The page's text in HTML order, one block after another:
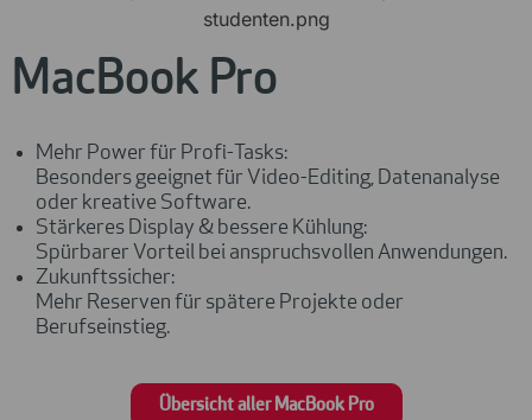
MacBook Pro
Mehr Power für Profi-Tasks:
Besonders geeignet für Video-Editing, Datenanalyse
oder kreative Software.
Stärkeres Display & bessere Kühlung:
Spürbarer Vorteil bei anspruchsvollen Anwendungen.
Zukunftssicher:
Mehr Reserven für spätere Projekte oder
Berufseinstieg.
Übersicht aller MacBook Pro